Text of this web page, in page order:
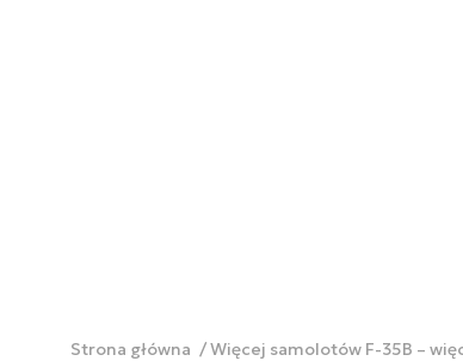
Strona główna Więcej samolotów F-35B –